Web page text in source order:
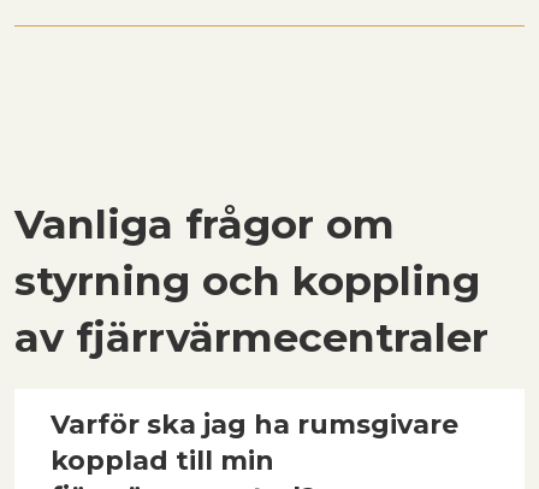
Vanliga frågor om
styrning och koppling
av fjärrvärmecentraler
Varför ska jag ha rumsgivare
kopplad till min